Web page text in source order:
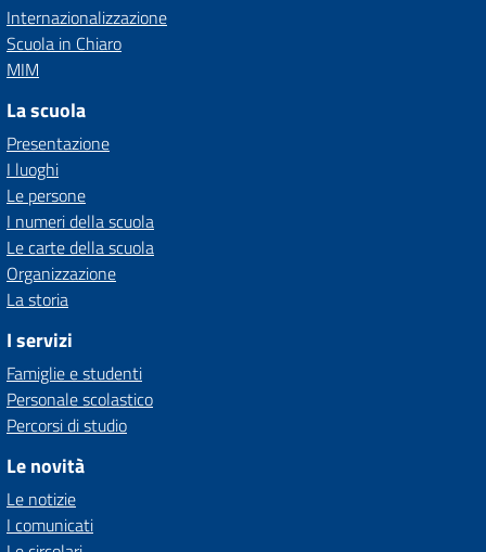
Internazionalizzazione
Scuola in Chiaro
MIM
La scuola
Presentazione
I luoghi
Le persone
I numeri della scuola
Le carte della scuola
Organizzazione
La storia
I servizi
Famiglie e studenti
Personale scolastico
Percorsi di studio
Le novità
Le notizie
I comunicati